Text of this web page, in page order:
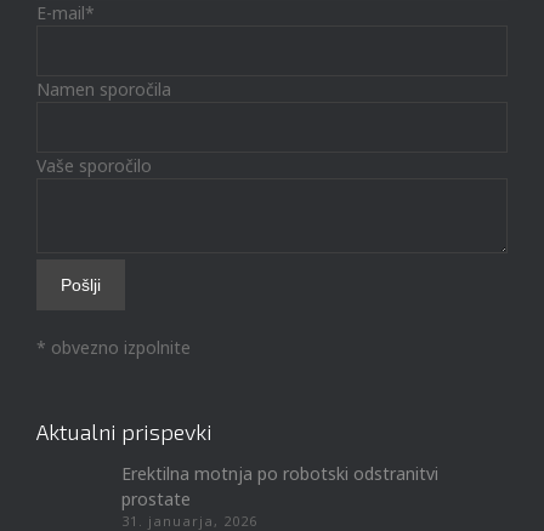
E-mail*
Namen sporočila
Vaše sporočilo
* obvezno izpolnite
Aktualni prispevki
Erektilna motnja po robotski odstranitvi
prostate
31. januarja, 2026